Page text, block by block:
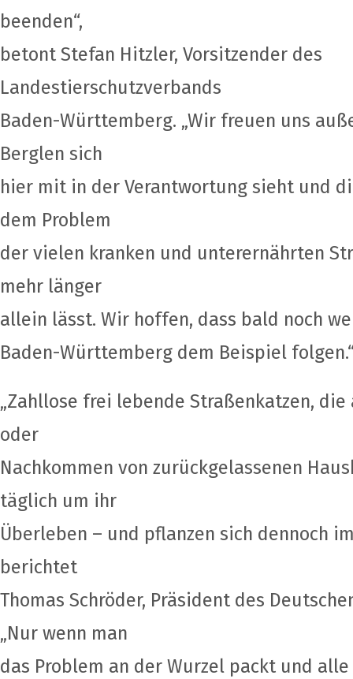
beenden“,
betont Stefan Hitzler, Vorsitzender des
Landestierschutzverbands
Baden-Württemberg. „Wir freuen uns
Berglen sich
hier mit in der Verantwortung sieht und
dem Problem
der vielen kranken und unterernährten
mehr länger
allein lässt. Wir hoffen, dass bald noch
Baden-Württemberg dem Beispiel
„Zahllose frei lebende Straßenkatzen,
oder
Nachkommen von zurückgelassenen
täglich um ihr
Überleben – und pflanzen sich dennoch
berichtet
Thomas Schröder, Präsident des
„Nur wenn man
das Problem an der Wurzel packt und